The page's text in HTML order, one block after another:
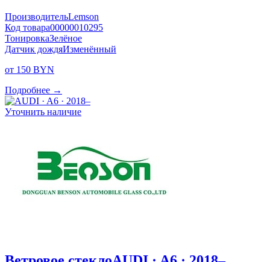
ПроизводительLemson
Код товара00000010295
ТонировкаЗелёное
Датчик дождяИзменённый
от 150 BYN
Подробнее →
Уточнить наличие